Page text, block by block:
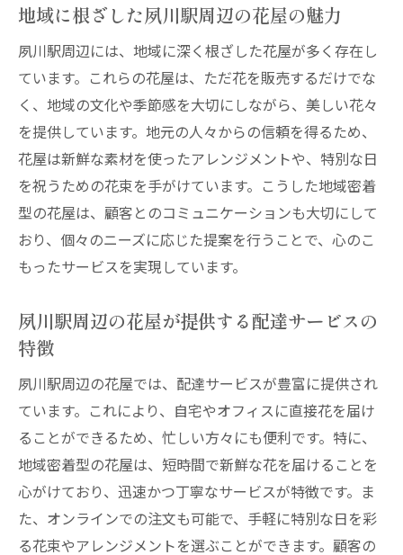
地域に根ざした夙川駅周辺の花屋の魅力
夙川駅周辺には、地域に深く根ざした花屋が多く存在し
ています。これらの花屋は、ただ花を販売するだけでな
く、地域の文化や季節感を大切にしながら、美しい花々
を提供しています。地元の人々からの信頼を得るため、
花屋は新鮮な素材を使ったアレンジメントや、特別な日
を祝うための花束を手がけています。こうした地域密着
型の花屋は、顧客とのコミュニケーションも大切にして
おり、個々のニーズに応じた提案を行うことで、心のこ
もったサービスを実現しています。
夙川駅周辺の花屋が提供する配達サービスの
特徴
夙川駅周辺の花屋では、配達サービスが豊富に提供され
ています。これにより、自宅やオフィスに直接花を届け
ることができるため、忙しい方々にも便利です。特に、
地域密着型の花屋は、短時間で新鮮な花を届けることを
心がけており、迅速かつ丁寧なサービスが特徴です。ま
た、オンラインでの注文も可能で、手軽に特別な日を彩
る花束やアレンジメントを選ぶことができます。顧客の